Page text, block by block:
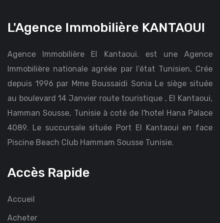
L'Agence Immobilière KANTAOUI
Agence Immobilière El Kantaoui. est une Agence
Immobilière nationale agréée par l’état Tunisien, Crée
depuis 1996 par Mme Boussaidi Sonia Le siège située
au boulevard 14 Janvier route touristique , El Kantaoui,
Hamman Sousse, Tunisie à coté de l'hotel Hana Palace
4089. Le succursale située Port El Kantaoui en face
Piscine Beach Club Hammam Sousse Tunisie.
Accès Rapide
Accueil
Acheter